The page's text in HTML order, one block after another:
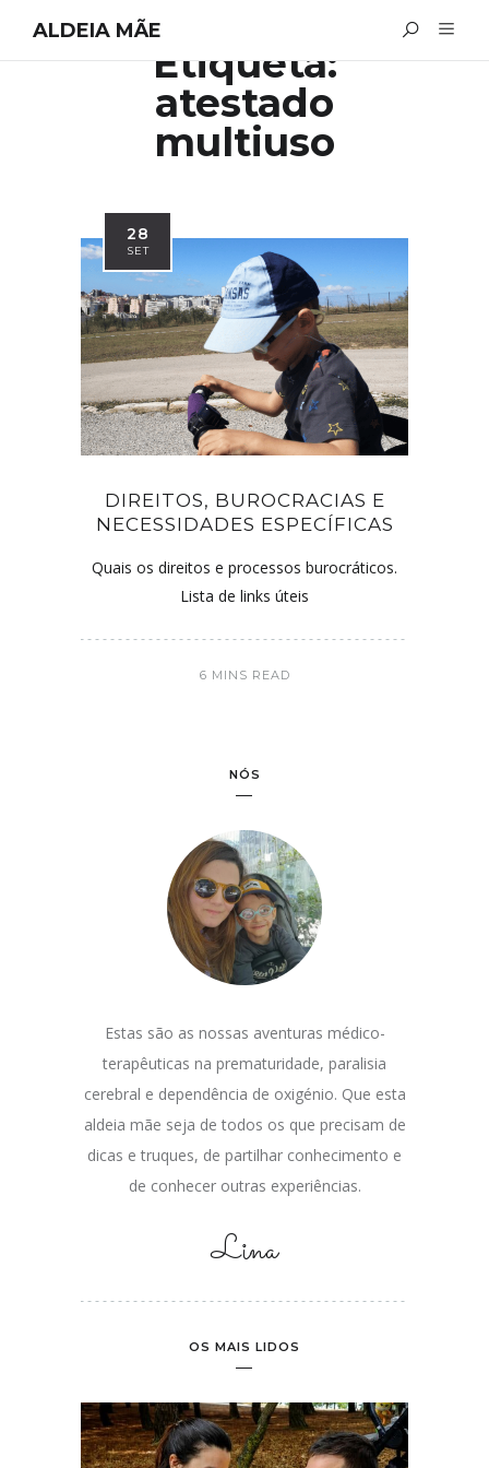
ALDEIA MÃE
Etiqueta:
atestado
multiuso
28
SET
DIREITOS, BUROCRACIAS E
NECESSIDADES ESPECÍFICAS
Quais os direitos e processos burocráticos.
Lista de links úteis
6 MINS READ
NÓS
Estas são as nossas aventuras médico-
terapêuticas na prematuridade, paralisia
cerebral e dependência de oxigénio. Que esta
aldeia mãe seja de todos os que precisam de
dicas e truques, de partilhar conhecimento e
de conhecer outras experiências.
Lina
OS MAIS LIDOS